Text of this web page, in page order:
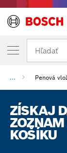
Hľadať
... Penová
ZÍSKAJ
KOŠÍKU